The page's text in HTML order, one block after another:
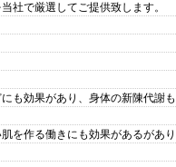
社で厳選してご提供致します。
も効果があり、身体の新陳代謝も
を作る働きにも効果があるがあり